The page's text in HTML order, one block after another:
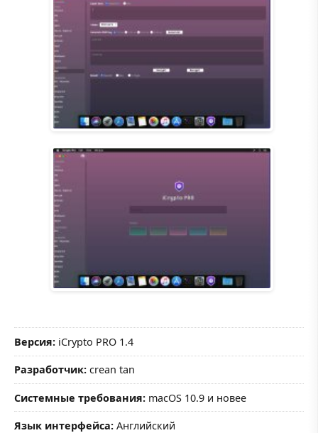
Версия: iCrypto PRO 1.4
Разработчик: crean tan
Системные требования: macOS 10.9 и новее
Язык интерфейса: Английский